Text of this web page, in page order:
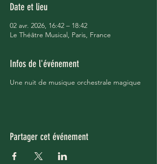
Date et lieu
02 avr. 2026, 16:42 – 18:42
Le Théâtre Musical, Paris, France
Infos de l'événement
Une nuit de musique orchestrale magique
Partager cet événement